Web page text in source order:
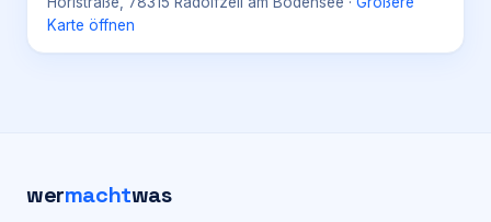
Karte öffnen
wermachtwas